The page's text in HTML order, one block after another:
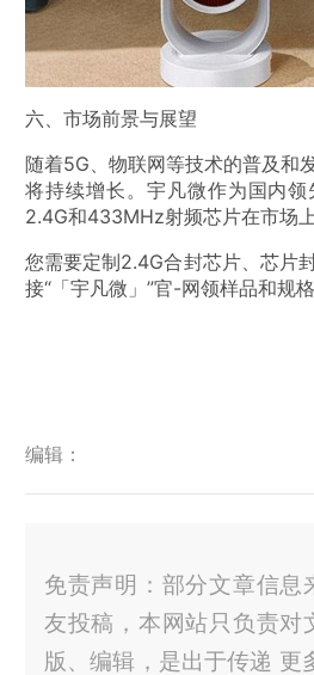
六、市场前景与展望
随着5G、物联网等技术的普及和
将持续增长。宇凡微作为国内
2.4G和433MHz射频芯片在市场
您需要定制2.4G合封芯片、芯片
接“「宇凡微」”官-网领样品和规格
编辑：
免责声明：部分文章信息
友投稿，本网站只负责对
版、编辑，是出于传递 更